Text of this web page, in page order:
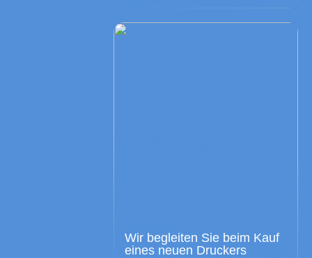
Wir begleiten Sie beim Kauf
eines neuen Druckers